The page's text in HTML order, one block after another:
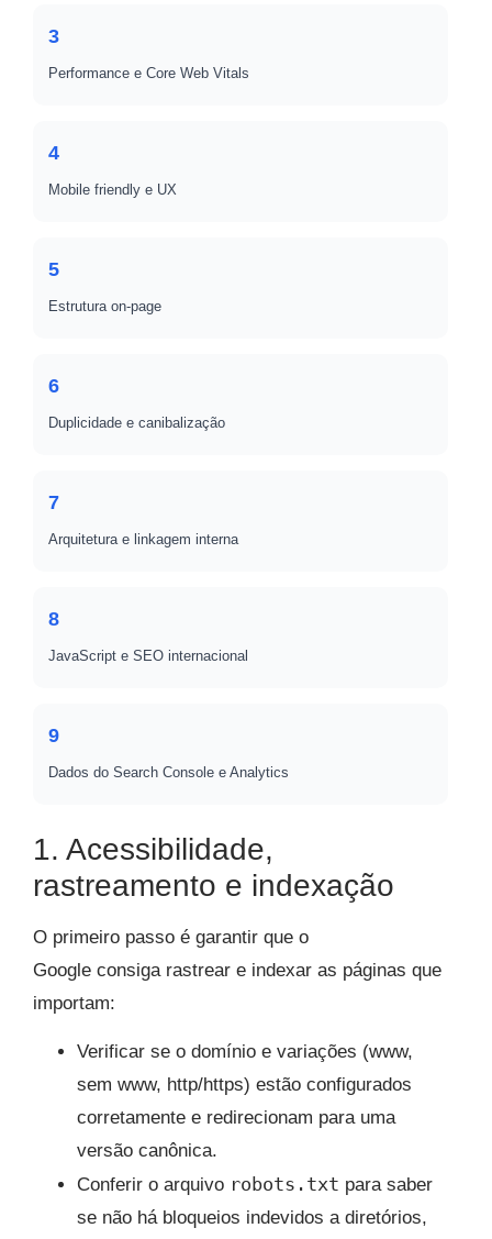
3
Performance e Core Web Vitals
4
Mobile friendly e UX
5
Estrutura on-page
6
Duplicidade e canibalização
7
Arquitetura e linkagem interna
8
JavaScript e SEO internacional
9
Dados do Search Console e Analytics
1. Acessibilidade,
rastreamento e indexação
O primeiro passo é garantir que o
Google consiga rastrear e indexar as páginas que
importam:
Verificar se o domínio e variações (www,
sem www, http/https) estão configurados
corretamente e redirecionam para uma
versão canônica.
Conferir o arquivo robots.txt para saber
se não há bloqueios indevidos a diretórios,